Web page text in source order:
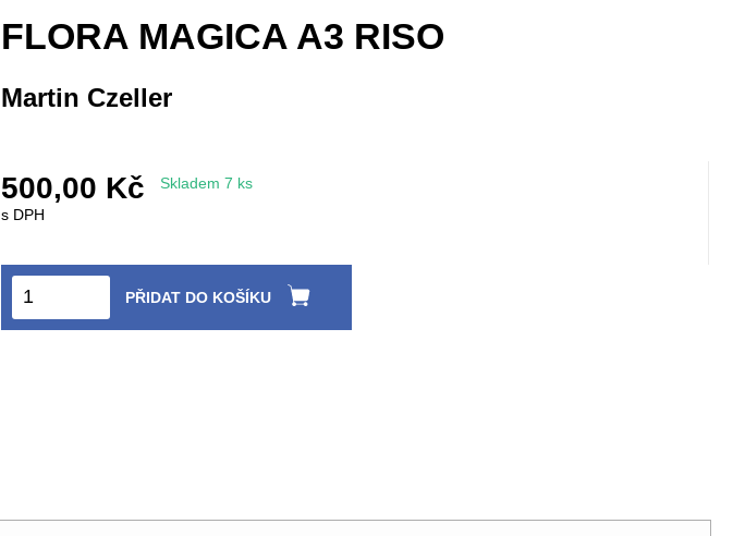
FLORA MAGICA A3 RISO
Martin Czeller
500,00 Kč
Skladem 7 ks
s DPH
PŘIDAT DO KOŠÍKU